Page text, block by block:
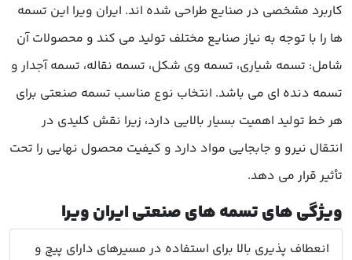
کاربرد مشخصی در صنایع طراحی شده اند. ایران ویرا این تسمه
ها را با توجه به نیاز صنایع مختلف تولید می کند و محصولات آن
شامل: تسمه شیاری، تسمه وی شکل، تسمه نقاله، تسمه آجدار و
تسمه دنده ای می باشد. انتخاب نوع مناسب تسمه صنعتی برای
هر خط تولید اهمیت بسیار بالایی دارد، زیرا نقش کلیدی در
انتقال نیرو و جابجایی مواد دارد و کیفیت محصول نهایی را تحت
تأثیر قرار می دهد.
ویژگی های تسمه های صنعتی ایران ویرا
انعطاف پذیری بالا برای استفاده در مسیرهای دارای پیچ و